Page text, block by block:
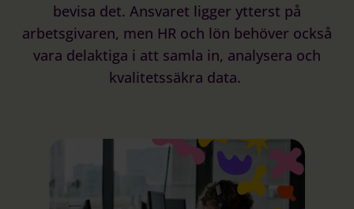
bevisa det. Ansvaret ligger ytterst på
arbetsgivaren, men HR och lön behöver också
vara delaktiga i att samla in, analysera och
kvalitetssäkra data.